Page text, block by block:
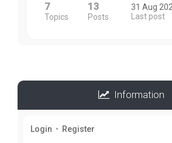
7
Topics
13
Posts
31 Aug
Last post
Information
Login • Register